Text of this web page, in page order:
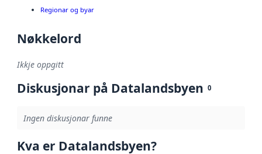
Regionar og byar
Nøkkelord
Ikkje oppgitt
Diskusjonar på Datalandsbyen 0
Ingen diskusjonar funne
Kva er Datalandsbyen?